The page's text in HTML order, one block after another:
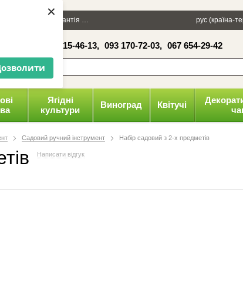
×
100 грн Гарантія Політика
рус (країна-
050 515-46-13, 093 170-72-03, 067 654-29-42
Ягідні
культури
Виноград Квітучі
Садовий ручний інструмент Набір садовий з 2-х предметів
Написати відгук